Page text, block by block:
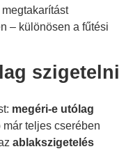
– különösen a fűtési
szigetelni
megéri-e utólag
már teljes cserében
ablakszigetelés